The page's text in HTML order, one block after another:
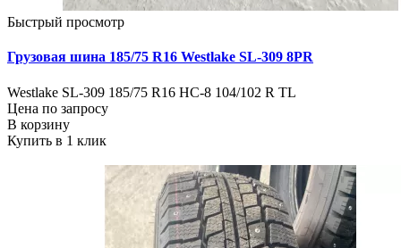
Быстрый просмотр
Грузовая шина 185/75 R16 Westlake SL-309 8PR
Westlake SL-309 185/75 R16 HC-8 104/102 R TL
Цена по запросу
В корзину
Купить в 1 клик